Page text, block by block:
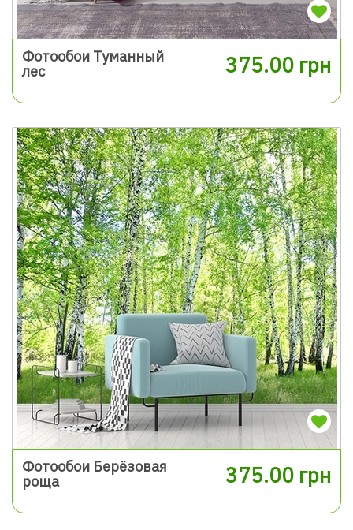
Фотообои Туманный
лес
375.00 грн
Фотообои Берёзовая
роща
375.00 грн